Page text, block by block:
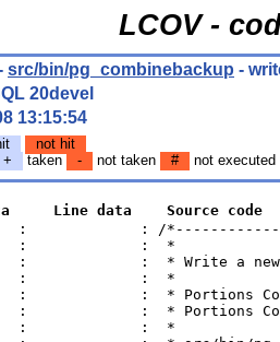
LCOV -
src/bin/pg_combinebackup -
20devel
13:15:54
not hit
+ taken - not taken # not executed
Line data    Source code
:             : /
:             :  *
:             :  * Write a
:             :  *
:             :  * Portions
:             :  * Portions
:             :  *